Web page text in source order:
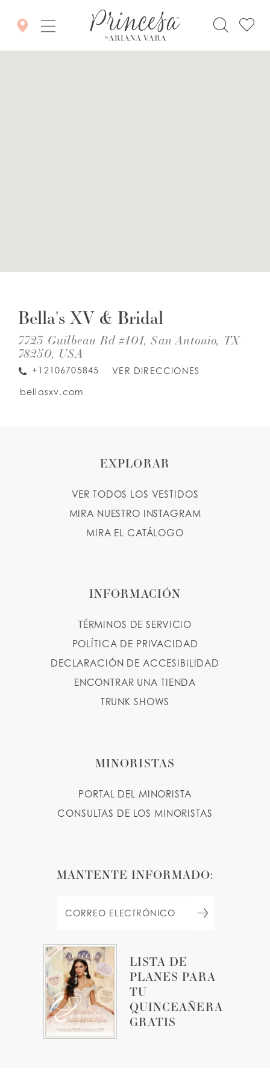
ESPAÑOL INGLES
Bella's XV & Bridal
7723 Guilbeau Rd #101, San Antonio, TX
78250, USA
+12106705845 VER DIRECCIONES
bellasxv.com
LISTA DE
PLANES PARA
TU
QUINCEAÑERA
GRATIS
EXPLORAR
VER TODOS LOS VESTIDOS
MIRA NUESTRO INSTAGRAM
MIRA EL CATÁLOGO
INFORMACIÓN
TÉRMINOS DE SERVICIO
POLÍTICA DE PRIVACIDAD
DECLARACIÓN DE ACCESIBILIDAD
ENCONTRAR UNA TIENDA
TRUNK SHOWS
MINORISTAS
PORTAL DEL MINORISTA
CONSULTAS DE LOS MINORISTAS
MANTENTE INFORMADO: